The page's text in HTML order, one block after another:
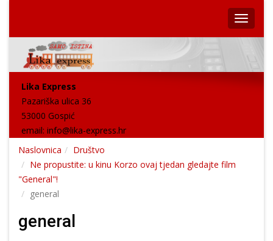
Lika Express
Pazariška ulica 36
53000 Gospić
email: info@lika-express.hr
Naslovnica
Društvo
Ne propustite: u kinu Korzo ovaj tjedan gledajte film
"General"!
general
general